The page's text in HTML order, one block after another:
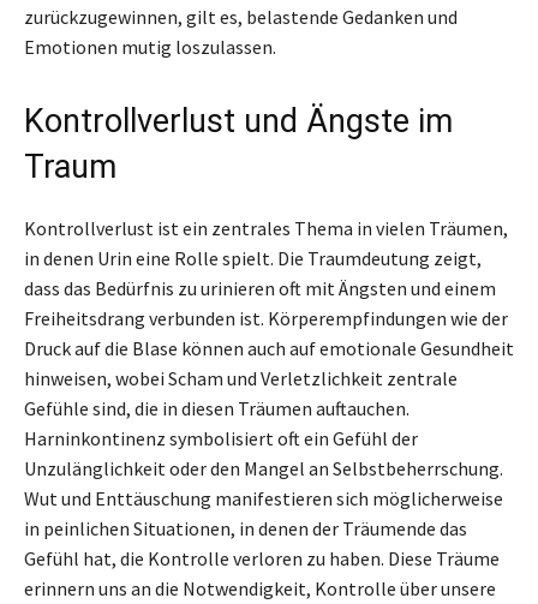
zurückzugewinnen, gilt es, belastende Gedanken und
Emotionen mutig loszulassen.
Kontrollverlust und Ängste im
Traum
Kontrollverlust ist ein zentrales Thema in vielen Träumen,
in denen Urin eine Rolle spielt. Die Traumdeutung zeigt,
dass das Bedürfnis zu urinieren oft mit Ängsten und einem
Freiheitsdrang verbunden ist. Körperempfindungen wie der
Druck auf die Blase können auch auf emotionale Gesundheit
hinweisen, wobei Scham und Verletzlichkeit zentrale
Gefühle sind, die in diesen Träumen auftauchen.
Harninkontinenz symbolisiert oft ein Gefühl der
Unzulänglichkeit oder den Mangel an Selbstbeherrschung.
Wut und Enttäuschung manifestieren sich möglicherweise
in peinlichen Situationen, in denen der Träumende das
Gefühl hat, die Kontrolle verloren zu haben. Diese Träume
erinnern uns an die Notwendigkeit, Kontrolle über unsere